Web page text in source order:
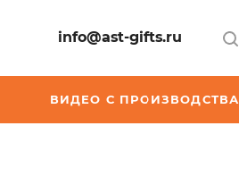
info@ast-gifts.ru
ВИДЕО С ПРОИЗВОДСТВА